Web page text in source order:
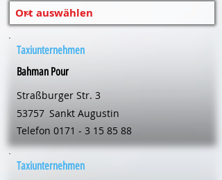
Taxiunternehmen
Bahman Pour
Straßburger Str. 3
53757 Sankt Augustin
Telefon 0171 - 3 15 85 88
Taxiunternehmen